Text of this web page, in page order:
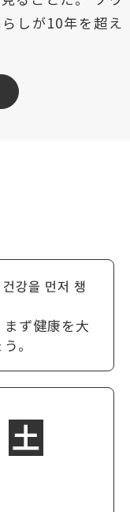
しが10年を超え
강을 먼저 챙
ず健康を大
。
土